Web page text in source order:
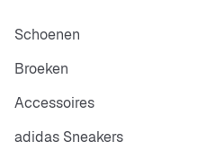
Schoenen
Broeken
Accessoires
adidas Sneakers